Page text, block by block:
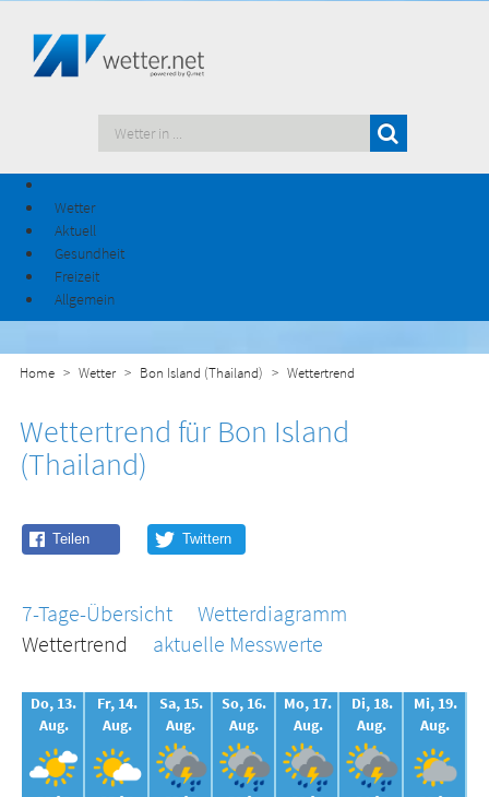
Wetter
Aktuell
Gesundheit
Freizeit
Allgemein
Home Wetter Bon Island (Thailand) Wettertrend
Wettertrend für Bon Island
(Thailand)
7-Tage-Übersicht
Wetterdiagramm
Wettertrend
aktuelle Messwerte
Do, 13.
Aug.
Fr, 14.
Aug.
Sa, 15.
Aug.
So, 16.
Aug.
Mo, 17.
Aug.
Di, 18.
Aug.
Mi, 19.
Aug.